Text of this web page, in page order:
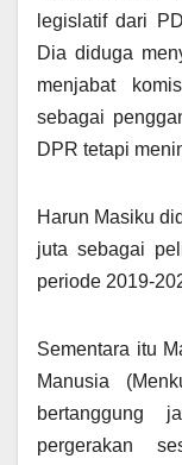
legislatif dari
Dia diduga
menjabat
sebagai
DPR tetapi
Harun Masiku
juta sebagai
periode 2019-
Sementara itu
Manusia
bertanggung
pergerakan